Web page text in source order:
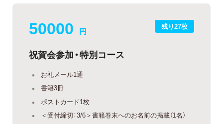
残り27枚
50000 円
祝賀会参加・特別コース
お礼メール1通
書籍3冊
ポストカード1枚
＜受付締切：3/6＞書籍巻末へのお名前の掲載（1名）